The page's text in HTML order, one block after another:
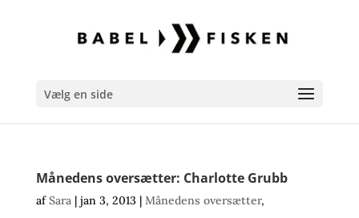
Vælg en side
Månedens oversætter: Charlotte Grubb
afSara| jan 3, 2013| Månedens oversætter,